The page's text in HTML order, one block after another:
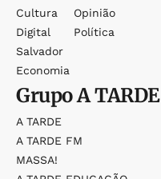
Cultura
Digital
Salvador
Economia
Opinião
Política
GrupoA TARDE
A TARDE
A TARDE FM
MASSA!